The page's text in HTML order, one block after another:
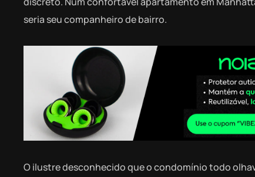
seria seu companheiro de bairro.
O ilustre desconhecido que o condomínio todo